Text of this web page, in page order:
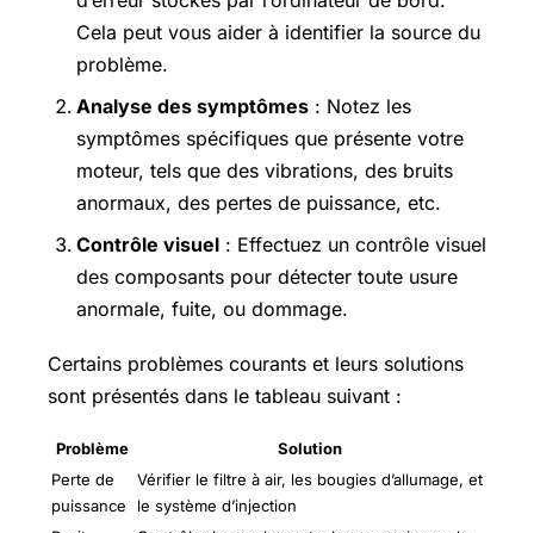
Cela peut vous aider à identifier la source du
problème.
Analyse des symptômes : Notez les
symptômes spécifiques que présente votre
moteur, tels que des vibrations, des bruits
anormaux, des pertes de puissance, etc.
Contrôle visuel : Effectuez un contrôle visuel
des composants pour détecter toute usure
anormale, fuite, ou dommage.
Certains problèmes courants et leurs solutions
sont présentés dans le tableau suivant :
Problème
Solution
Perte de
puissance
Vérifier le filtre à air, les bougies d’allumage, et
le système d’injection